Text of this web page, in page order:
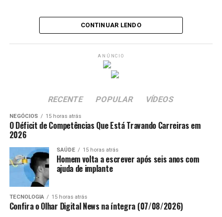
proposto, no qual diversos processos de trabalho,
dentre eles o despacho aduaneiro de mercadorias,
seriam direcionados à unidade do Rio de Janeiro. Por
isso, o presidente da Assembleia Legislativa e
representantes do Sindiex pleiteiam a suspensão das
a regionalização de processos de trabalho e atividades da
Receita Federal do Brasil do Porto do Rio de Janeiro –
ALF/RJO, de modo a não prejudicar o comércio exterior
do estado.
Fonte: Comunicação ALESPor Redação web Ales,
com informações da assessoria de imprensa e
edição deNicolle Expósito
Costa/Arquivo Ales
Jayme estava em fase final detratamento que só foi
, para a realização de um procedimento de
transplante de células conhecido como “Car-T Cell
Therapy”, com material colhido no Brasil, mas
CONTINUAR LENDO
ANÚNCIO
RECENTE POPULAR VÍDEOS
NEGÓCIOS 15 horas atrás
O Déficit de Competências Que Está Travando Carreiras em
2026
SAÚDE 15 horas atrás
Homem volta a escrever após seis anos com
ajuda de implante
TECNOLOGIA 15 horas atrás
Confira o Olhar Digital News na íntegra (07/08/2026)